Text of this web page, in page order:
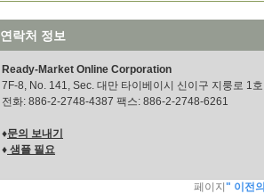
연락처 정보
Ready-Market Online Corporation
7F-8, No. 141, Sec. 대만 타이베이시 신이구 지룽로 1호
전화: 886-2-2748-4387 팩스: 886-2-2748-6261
♦문의 보내기
♦ 샘플 필요
페이지 " 이전의